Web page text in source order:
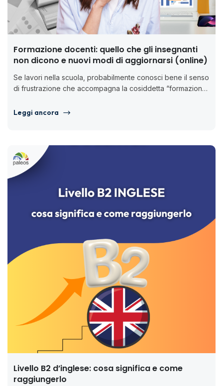
Formazione docenti: quello che gli insegnanti
non dicono e nuovi modi di aggiornarsi (online)
Se lavori nella scuola, probabilmente conosci bene il senso
di frustrazione che accompagna la cosiddetta “formazione
Leggi ancora
Livello B2 d’inglese: cosa significa e come
raggiungerlo